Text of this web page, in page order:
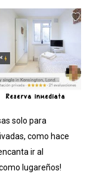
solo para
como hace
ir al
lugareños!